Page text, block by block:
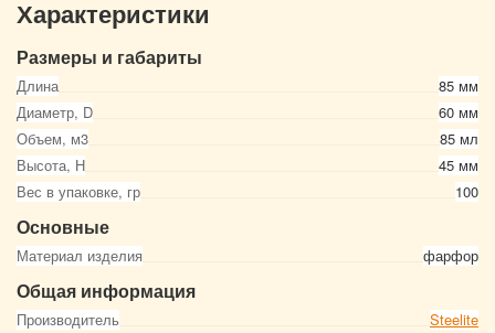
Характеристики
Размеры и габариты
Длина
85 мм
Диаметр, D
60 мм
Объем, м3
85 мл
Высота, Н
45 мм
Вес в упаковке, гр
100
Основные
Материал изделия фарфор
Общая информация
Производитель
Steelite